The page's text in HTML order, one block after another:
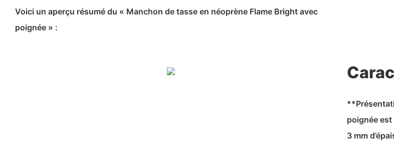
Voici un aperçu résumé du « Manchon de tasse en néoprène Flame Bright avec
poignée » :
poignée
3 mm